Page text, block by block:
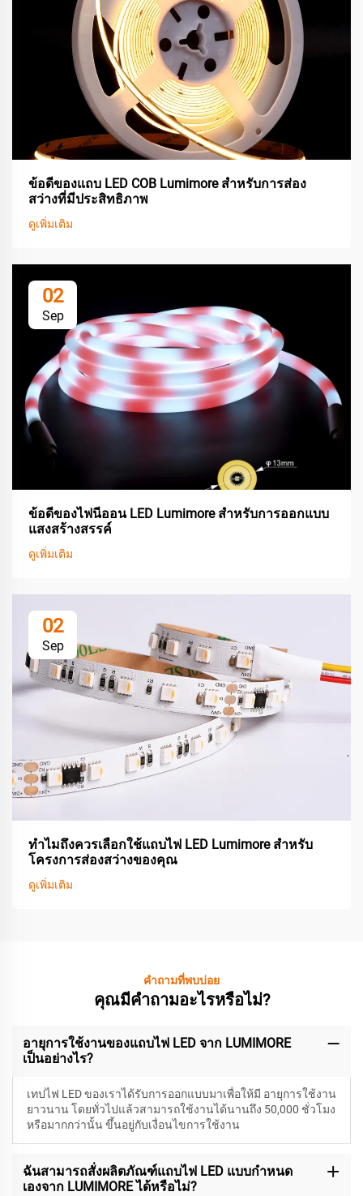
ข้อดีของแถบ LED COB Lumimore สำหรับการส่อง
สว่างที่มีประสิทธิภาพ
ดูเพิ่มเติม
02
Sep
ข้อดีของไฟนีออน LED Lumimore สำหรับการออกแบบ
แสงสร้างสรรค์
ดูเพิ่มเติม
02
Sep
ทำไมถึงควรเลือกใช้แถบไฟ LED Lumimore สำหรับ
โครงการส่องสว่างของคุณ
ดูเพิ่มเติม
คำถามที่พบบ่อย
คุณมีคำถามอะไรหรือไม่?
อายุการใช้งานของแถบไฟ LED จาก LUMIMORE
เป็นอย่างไร?
เทปไฟ LED ของเราได้รับการออกแบบมาเพื่อให้มี อายุการใช้งาน
ยาวนาน โดยทั่วไปแล้วสามารถใช้งานได้นานถึง 50,000 ชั่วโมง
หรือมากกว่านั้น ขึ้นอยู่กับเงื่อนไขการใช้งาน
ฉันสามารถสั่งผลิตภัณฑ์แถบไฟ LED แบบกำหนด
เองจาก LUMIMORE ได้หรือไม่?